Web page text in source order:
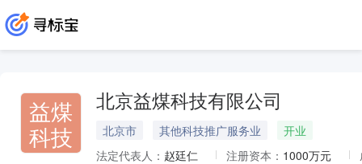
益煤
科技
北京益煤科技有限公司
北京市 其他科技推广服务业
开业
法定代表人： 赵廷仁 注册资本： 1000万元